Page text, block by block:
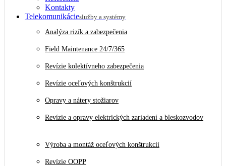
Kontakty
Telekomunikácieslužby a systémy
Analýza rizík a zabezpečenia
Field Maintenance 24/7/365
Revízie kolektívneho zabezpečenia
Revízie oceľových konštrukcií
Opravy a nátery stožiarov
Revízie a opravy elektrických zariadení a bleskozvodov
Výroba a montáž oceľových konštrukcií
Revízie OOPP